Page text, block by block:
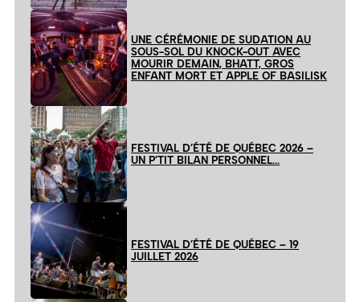
UNE CÉRÉMONIE DE SUDATION AU
SOUS-SOL DU KNOCK-OUT AVEC
MOURIR DEMAIN, BHATT, GROS
ENFANT MORT ET APPLE OF BASILISK
FESTIVAL D’ÉTÉ DE QUÉBEC 2026 –
UN P’TIT BILAN PERSONNEL…
FESTIVAL D’ÉTÉ DE QUÉBEC – 19
JUILLET 2026